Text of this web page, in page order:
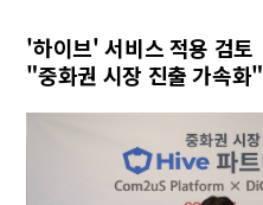
'하이브' 서비스 적용 검토
"중화권 시장 진출 가속화"